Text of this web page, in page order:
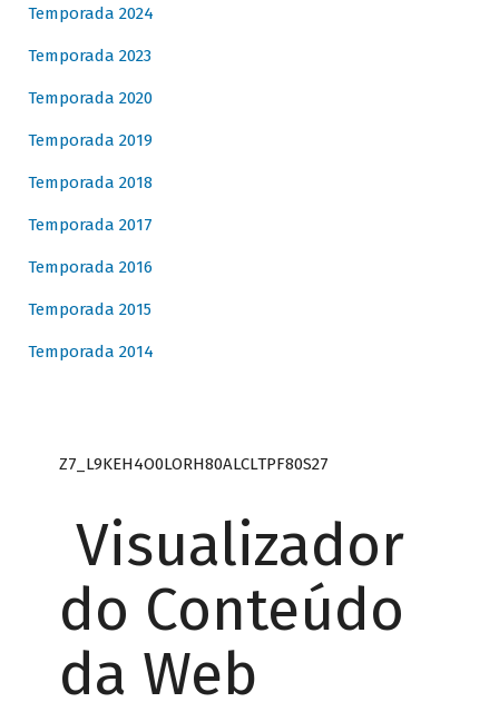
Temporada 2024
Temporada 2023
Temporada 2020
Temporada 2019
Temporada 2018
Temporada 2017
Temporada 2016
Temporada 2015
Temporada 2014
Z7_L9KEH4O0LORH80ALCLTPF80S27
Visualizador
do Conteúdo
da Web